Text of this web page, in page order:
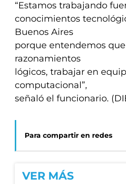
“Estamos trabajando
conocimientos
Buenos Aires
porque entendemos
razonamientos
lógicos, trabajar en
computacional”,
señaló el funcionario.
Para compartir en redes
VER MÁS